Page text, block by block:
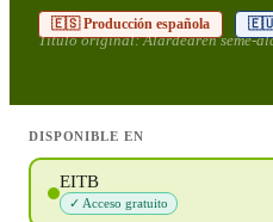
🇪🇸 Producción española 🇪🇺
Título original:Alardearen seme-
DISPONIBLE EN
EITB
✓ Acceso gratuito